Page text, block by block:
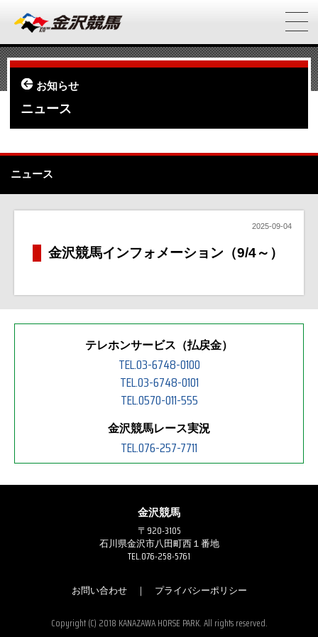
お知らせ
ニュース
ニュース
2025-09-04
金沢競馬インフォメーション（9/4～）
テレホンサービス（払戻金）
TEL.03-6748-0100
TEL.03-6748-0101
TEL.0570-011-555
金沢競馬レース実況
TEL.076-257-7711
金沢競馬
〒920-3105
石川県金沢市八田町西１番地
TEL.076-258-5761
お問い合わせ｜ プライバシーポリシー
Copyright (C) 2018 KANAZAWA HORSE PARK. All rights reserved.